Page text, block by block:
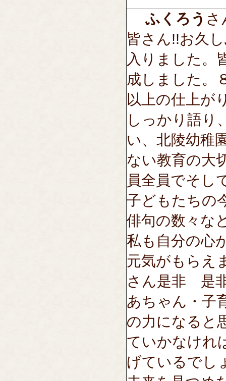
ふくろう さ
皆さん!!お久
入りました。
成しました。
以上の仕上が
しっかり語り
い、北陵幼稚
ない教育の大
員全員でそし
子どもたちの
俳句の数々な
私も自分の心
元気がもらえ
さん是非 是
あちゃん・子
の力になると
ていかなけれ
げているでし